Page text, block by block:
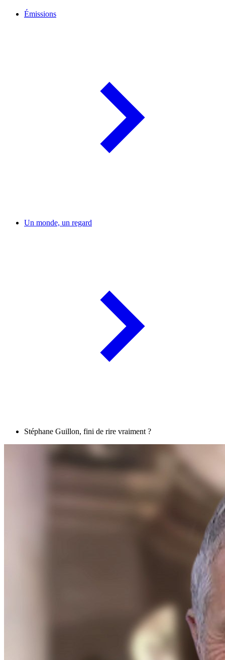
Émissions
Un monde, un regard
Stéphane Guillon, fini de rire vraiment ?